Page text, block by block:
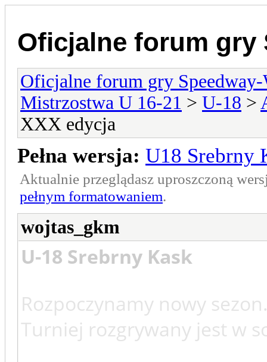
Oficjalne forum gry
Oficjalne forum gry
Mistrzostwa U 16-21 > U-18 >
XXX edycja
Pełna wersja: U18 Srebrny
Aktualnie przeglądasz uproszczoną
pełnym formatowaniem.
wojtas_gkm
U-18 Srebrny Kask
Rozpoczynamy nowy
Turniej rozgrywany jest w